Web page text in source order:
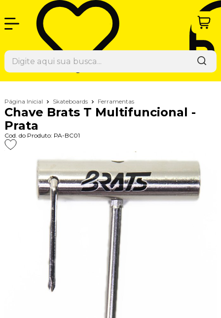
Página Inicial Skateboards Ferramentas
Chave Brats T Multifuncional -
Prata
Cod. do Produto: PA-BC01